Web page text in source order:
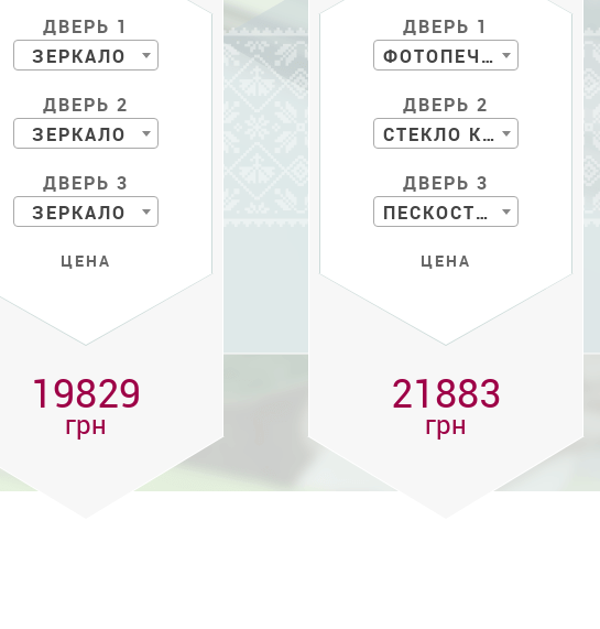
ДВЕРЬ 1
ЗЕРКАЛО
ДВЕРЬ 2
ЗЕРКАЛО
ДВЕРЬ 3
ЗЕРКАЛО
ЦЕНА
19829
грн
ДВЕРЬ 1
ФОТОПЕЧАТЬ
ДВЕРЬ 2
СТЕКЛО КР. С РИС.
ДВЕРЬ 3
ПЕСКОСТРУЙ
ЦЕНА
21883
грн